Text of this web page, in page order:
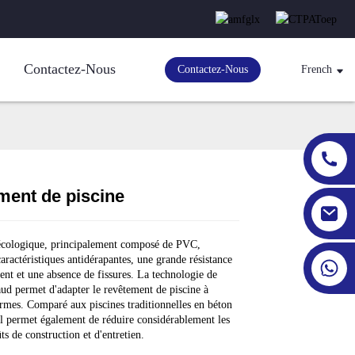
Contactez-Nous Contactez-Nous French
Loading...
Loading... Loading...
Loading...
de piscine
principalement composé de PVC,
antidérapantes, une grande résistance
et une absence de fissures. La technologie de
permet d'adapter le revêtement de piscine à
Comparé aux piscines traditionnelles en béton
permet également de réduire considérablement les
de construction et d'entretien.